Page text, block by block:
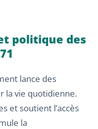
politique des
lance des
la vie quotidienne.
et soutient l’accès
la